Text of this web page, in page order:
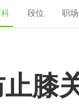
段位 职场
膝